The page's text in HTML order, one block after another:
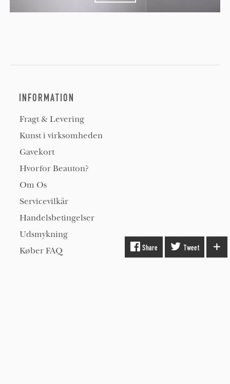
INFORMATION
Fragt & Levering
Kunst i virksomheden
Gavekort
Hvorfor Beauton?
Om Os
Servicevilkår
Handelsbetingelser
Udsmykning
Køber FAQ
Share Tweet